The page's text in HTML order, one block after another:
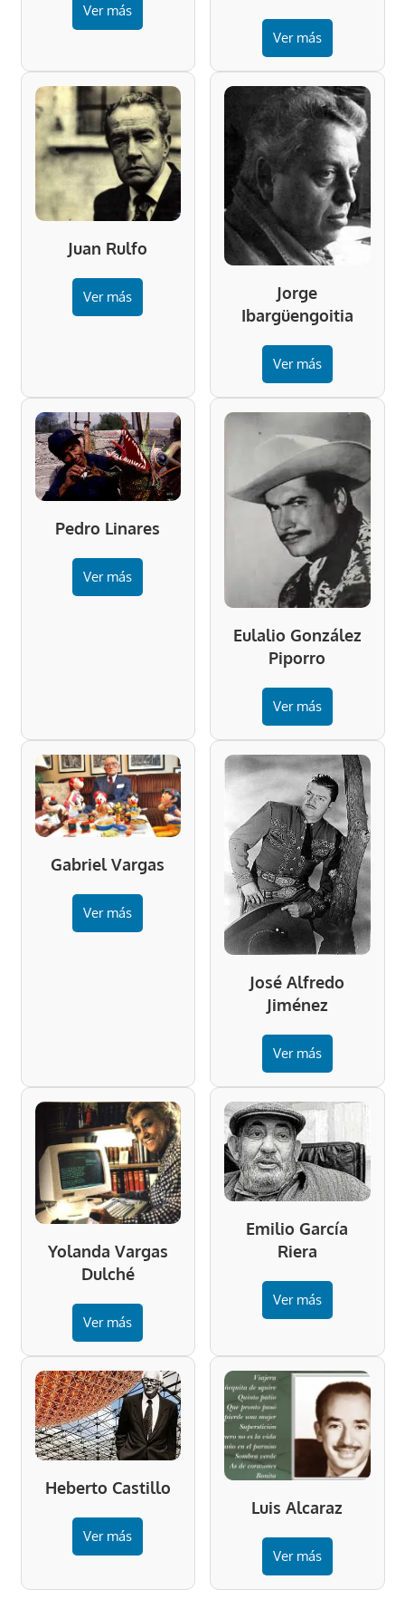
Ver más
Ver más
Juan Rulfo
Ver más
Jorge
Ibargüengoitia
Ver más
Pedro Linares
Ver más
Eulalio González
Piporro
Ver más
Gabriel Vargas
Ver más
José Alfredo
Jiménez
Ver más
Yolanda Vargas
Dulché
Ver más
Emilio García
Riera
Ver más
Heberto Castillo
Ver más
Luis Alcaraz
Ver más